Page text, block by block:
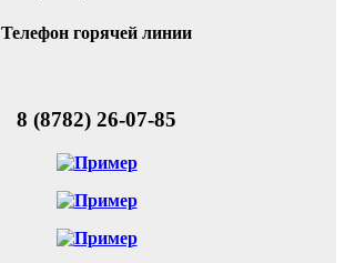
Телефон горячей линии
8 (8782) 26-07-85